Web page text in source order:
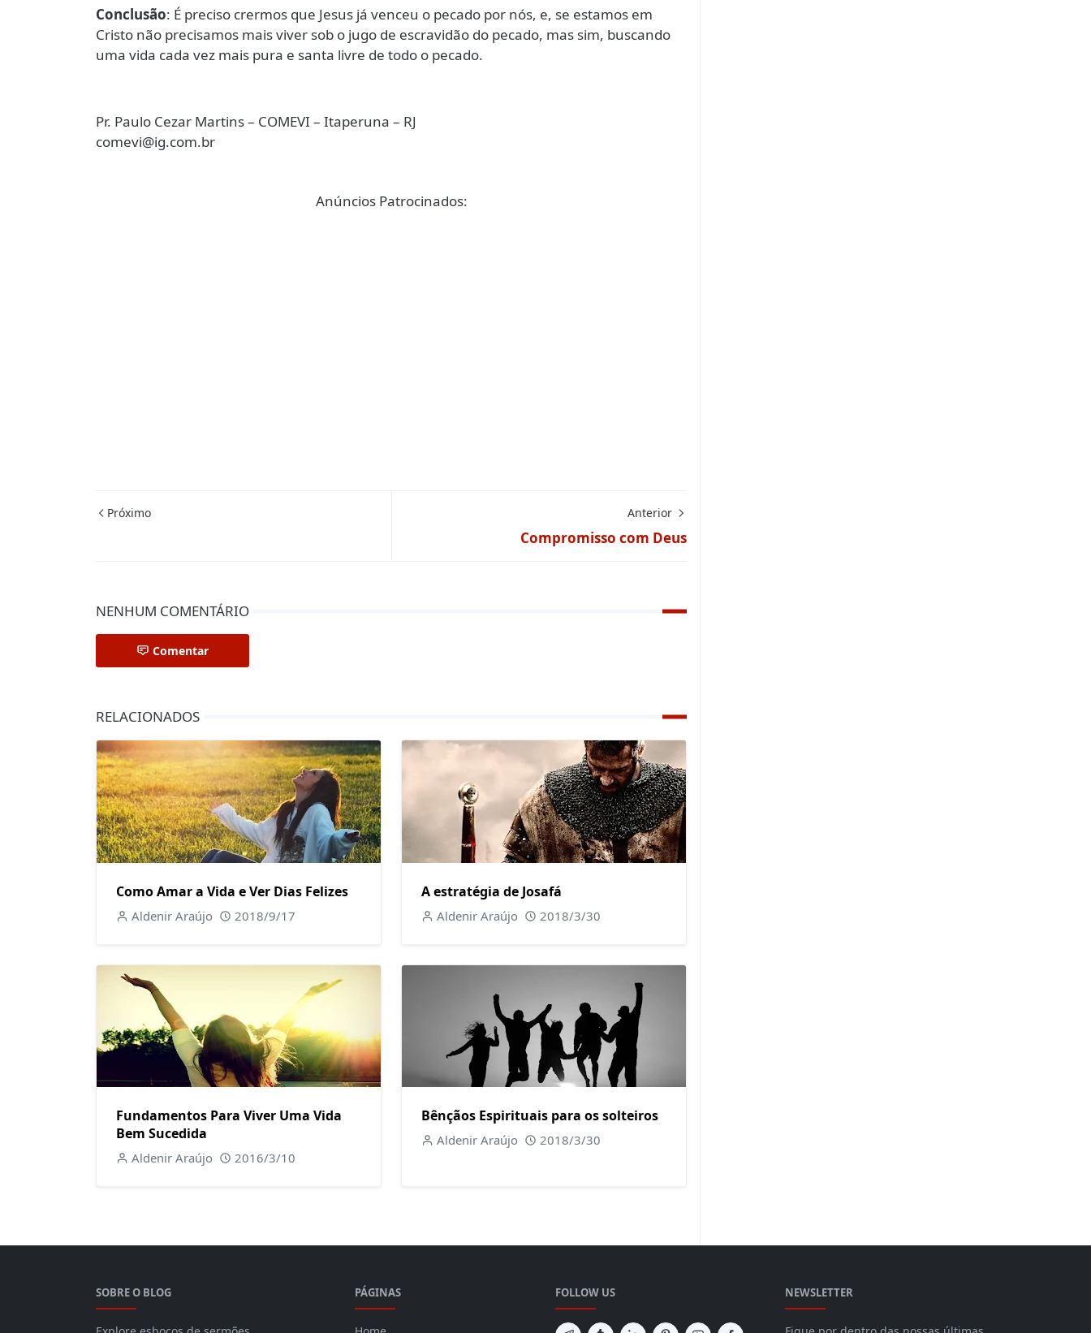
Conclusão: É preciso crermos que Jesus já venceu o pecado por nós, e, se estamos em
Cristo não precisamos mais viver sob o jugo de escravidão do pecado, mas sim, buscando
uma vida cada vez mais pura e santa livre de todo o pecado.
Pr. Paulo Cezar Martins – COMEVI – Itaperuna – RJ
comevi@ig.com.br
Anúncios Patrocinados:
Próximo Anterior
Compromisso com Deus
NENHUM COMENTÁRIO
Comentar
RELACIONADOS
Como Amar a Vida e Ver Dias Felizes
Aldenir Araújo 2018/9/17
A estratégia de Josafá
Aldenir Araújo 2018/3/30
Fundamentos Para Viver Uma Vida
Bem Sucedida
Aldenir Araújo 2016/3/10
Bênçãos Espirituais para os solteiros
Aldenir Araújo 2018/3/30
SOBRE O BLOG PÁGINAS FOLLOW US NEWSLETTER